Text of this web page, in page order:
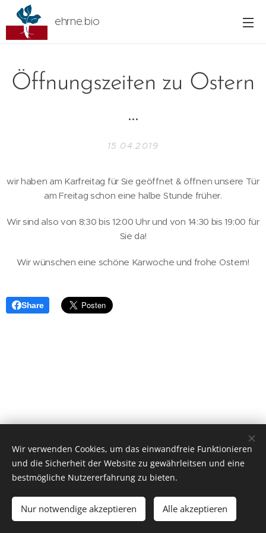
ehrne.bio
Öffnungszeiten zu Ostern
...
15.04.2019
wir haben am Karfreitag für Sie geöffnet & öffnen unsere Tür
am Freitag schon eine halbe Stunde früher.
Wir sind also von 8:30 bis 12:00 Uhr und von 14:30 bis 19:00 für
Sie da!
Wir wünschen eine schöne Karwoche und frohe Ostern!
Share
2023 ehrne.bio, Sebastianstr. 25, 6800 Feldkirch/Gisingen
Impressum Datenschutzerklärung Cookies
Wir verwenden Cookies, um das einwandfreie Funktionieren
und die Sicherheit der Website zu gewährleitsen und eine
bestmögliche Nutzererfahrung zu bieten.
Nur notwendige akzeptieren Alle akzeptieren